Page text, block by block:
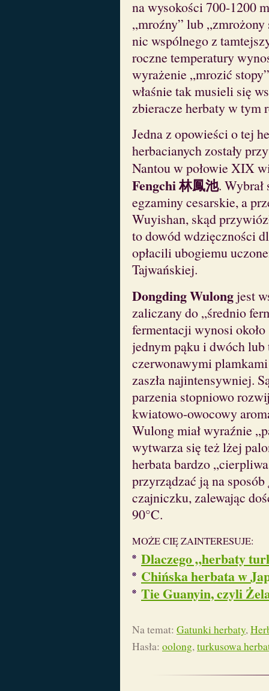
na wysokości 700-1200
„mroźny” lub
nic wspólnego z
roczne temperatury
wyrażenie „mrozić
właśnie tak musieli się
zbieracze herbaty w tym
Jedna z opowieści o tej
herbacianych zostały
Nantou w połowie XIX
Fengchi 林鳳池.
egzaminy cesarskie, a
Wuyishan, skąd
to dowód wdzięczności
opłacili ubogiemu
Tajwańskiej.
Dongding Wulongjest
zaliczany do „średnio
fermentacji wynosi
jednym pąku i dwóch
czerwonawymi
zaszła najintensywniej.
parzenia stopniowo
kwiatowo-owocowy
Wulong miał wyraźnie
wytwarza się też lżej
herbata bardzo
przyrządzać ją na sposób
czajniczku, zalewając
90°C.
MOŻE CIĘ ZAINTERESUJE:
Dlaczego „herbaty
Chińska herbata w
Tie Guanyin, czyli
Na temat: Gatunki herbaty,
Hasła: oolong,turkusowa